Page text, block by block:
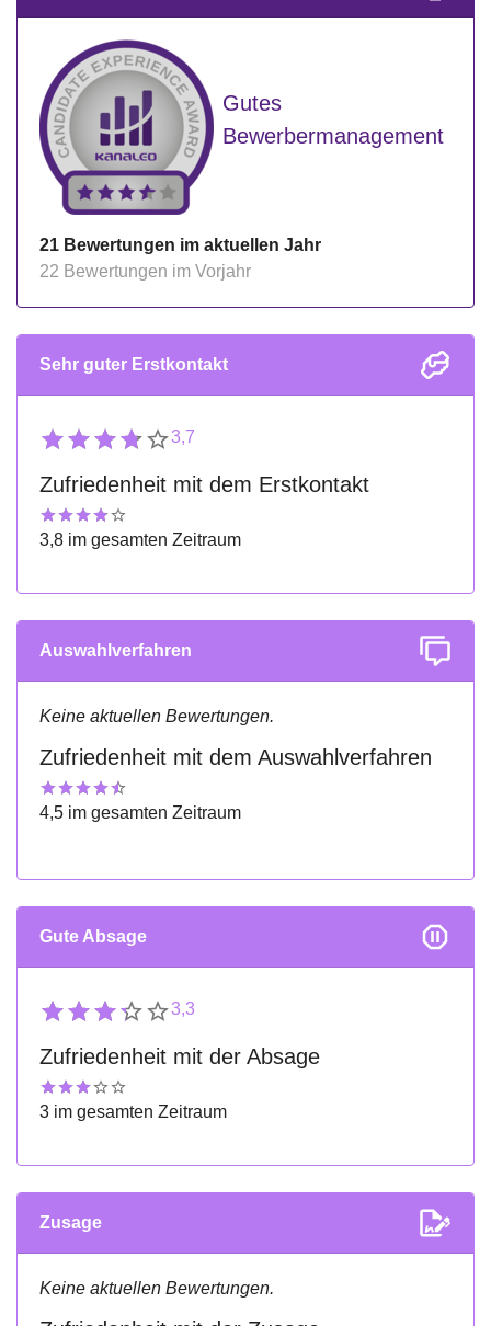
Gutes
Bewerbermanagement
21 Bewertungen im aktuellen Jahr
22 Bewertungen im Vorjahr
Sehr guter Erstkontakt
3,7
Zufriedenheit mit dem Erstkontakt
3,8 im gesamten Zeitraum
Auswahlverfahren
Keine aktuellen Bewertungen.
Zufriedenheit mit dem Auswahlverfahren
4,5 im gesamten Zeitraum
Gute Absage
3,3
Zufriedenheit mit der Absage
3 im gesamten Zeitraum
Zusage
Keine aktuellen Bewertungen.